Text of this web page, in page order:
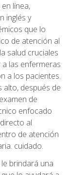
línea,
inglés y
que lo
de atención al
salud cruciales
las enfermeras
a los pacientes.
alto, después de
de
enfocado
al
de atención
cuidado.
brindará una